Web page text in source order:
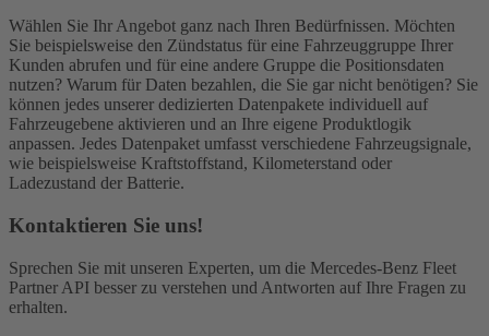
Wählen Sie Ihr Angebot ganz nach Ihren Bedürfnissen. Möchten
Sie beispielsweise den Zündstatus für eine Fahrzeuggruppe Ihrer
Kunden abrufen und für eine andere Gruppe die Positionsdaten
nutzen? Warum für Daten bezahlen, die Sie gar nicht benötigen? Sie
können jedes unserer dedizierten Datenpakete individuell auf
Fahrzeugebene aktivieren und an Ihre eigene Produktlogik
anpassen. Jedes Datenpaket umfasst verschiedene Fahrzeugsignale,
wie beispielsweise Kraftstoffstand, Kilometerstand oder
Ladezustand der Batterie.
Kontaktieren Sie uns!
Sprechen Sie mit unseren Experten, um die Mercedes-Benz Fleet
Partner API besser zu verstehen und Antworten auf Ihre Fragen zu
erhalten.